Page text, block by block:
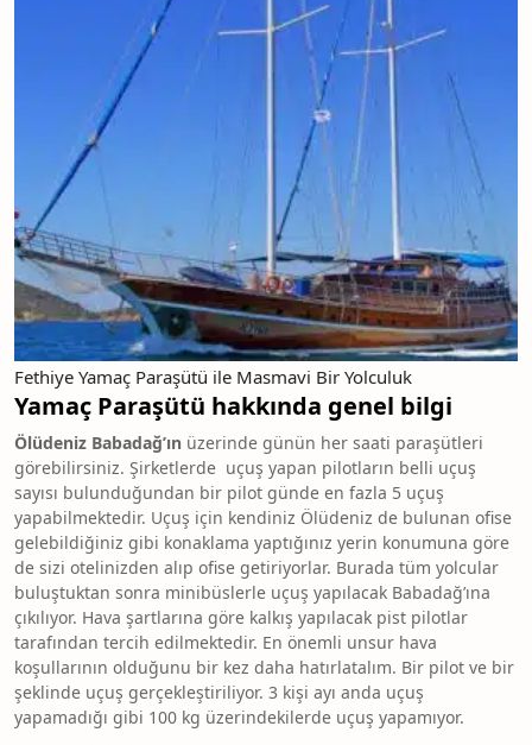
Fethiye Yamaç Paraşütü ile Masmavi Bir Yolculuk
Yamaç Paraşütü hakkında genel bilgi
Ölüdeniz Babadağ’ın üzerinde günün her saati paraşütleri
görebilirsiniz. Şirketlerde uçuş yapan pilotların belli uçuş
sayısı bulunduğundan bir pilot günde en fazla 5 uçuş
yapabilmektedir. Uçuş için kendiniz Ölüdeniz de bulunan ofise
gelebildiğiniz gibi konaklama yaptığınız yerin konumuna göre
de sizi otelinizden alıp ofise getiriyorlar. Burada tüm yolcular
buluştuktan sonra minibüslerle uçuş yapılacak Babadağ’ına
çıkılıyor. Hava şartlarına göre kalkış yapılacak pist pilotlar
tarafından tercih edilmektedir. En önemli unsur hava
koşullarının olduğunu bir kez daha hatırlatalım. Bir pilot ve bir
şeklinde uçuş gerçekleştiriliyor. 3 kişi ayı anda uçuş
yapamadığı gibi 100 kg üzerindekilerde uçuş yapamıyor.